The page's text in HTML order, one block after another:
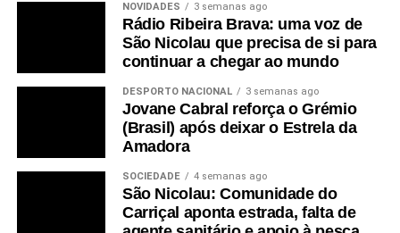
NOVIDADES 3 semanas ago
Rádio Ribeira Brava: uma voz de
São Nicolau que precisa de si para
continuar a chegar ao mundo
DESPORTO NACIONAL 3 semanas ago
Jovane Cabral reforça o Grémio
(Brasil) após deixar o Estrela da
Amadora
SOCIEDADE 4 semanas ago
São Nicolau: Comunidade do
Carriçal aponta estrada, falta de